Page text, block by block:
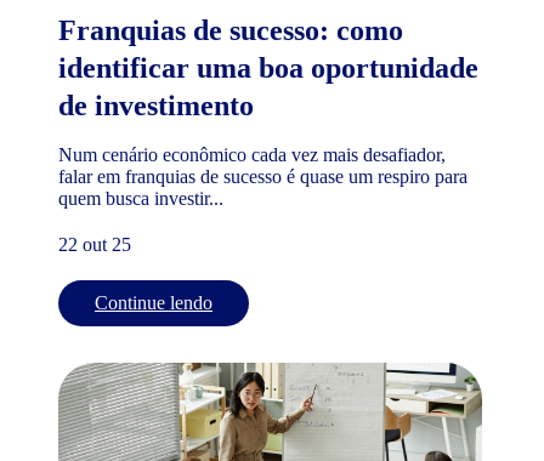
Franquias de sucesso: como
identificar uma boa oportunidade
de investimento
Num cenário econômico cada vez mais desafiador,
falar em franquias de sucesso é quase um respiro para
quem busca investir...
22 out 25
Continue lendo